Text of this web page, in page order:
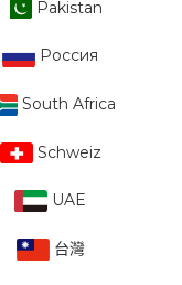
Pakistan
Россия
South Africa
Schweiz
UAE
台灣